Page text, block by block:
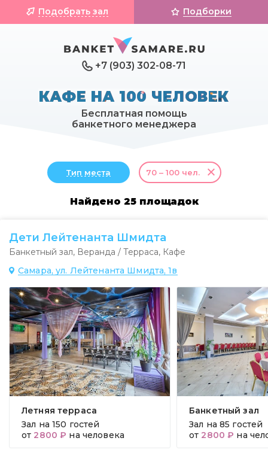
+7 (903) 302-08-71
Подобрать зал Подборки
КАФЕ НА 100 ЧЕЛОВЕК
Бесплатная помощь
банкетного менеджера
Тип места 70 – 100 чел.
Найдено 25 площадок
Дети Лейтенанта Шмидта
Банкетный зал, Веранда / Терраса, Кафе
Самара, ул. Лейтенанта Шмидта, 1в
Летняя терраса
Зал на 150 гостей
от 2800 ₽ на человека
Банкетный зал
Зал на 85 гостей
от 2800 ₽ на